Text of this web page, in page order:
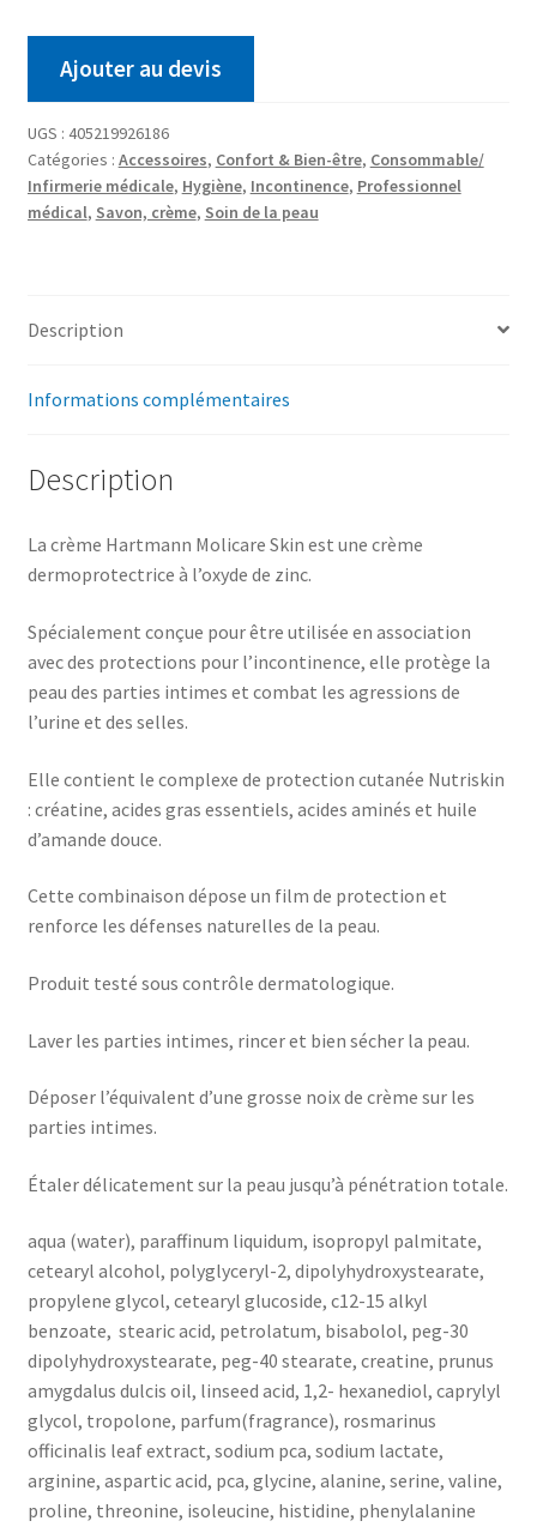
Ajouter au devis
UGS : 405219926186
Catégories : Accessoires, Confort & Bien-être, Consommable/
Infirmerie médicale, Hygiène, Incontinence, Professionnel
médical, Savon, crème, Soin de la peau
Description
Informations complémentaires
Description
La crème Hartmann Molicare Skin est une crème
dermoprotectrice à l’oxyde de zinc.
Spécialement conçue pour être utilisée en association
avec des protections pour l’incontinence, elle protège la
peau des parties intimes et combat les agressions de
l’urine et des selles.
Elle contient le complexe de protection cutanée Nutriskin
: créatine, acides gras essentiels, acides aminés et huile
d’amande douce.
Cette combinaison dépose un film de protection et
renforce les défenses naturelles de la peau.
Produit testé sous contrôle dermatologique.
Laver les parties intimes, rincer et bien sécher la peau.
Déposer l’équivalent d’une grosse noix de crème sur les
parties intimes.
Étaler délicatement sur la peau jusqu’à pénétration totale.
aqua (water), paraffinum liquidum, isopropyl palmitate,
cetearyl alcohol, polyglyceryl-2, dipolyhydroxystearate,
propylene glycol, cetearyl glucoside, c12-15 alkyl
benzoate, stearic acid, petrolatum, bisabolol, peg-30
dipolyhydroxystearate, peg-40 stearate, creatine, prunus
amygdalus dulcis oil, linseed acid, 1,2- hexanediol, caprylyl
glycol, tropolone, parfum(fragrance), rosmarinus
officinalis leaf extract, sodium pca, sodium lactate,
arginine, aspartic acid, pca, glycine, alanine, serine, valine,
proline, threonine, isoleucine, histidine, phenylalanine